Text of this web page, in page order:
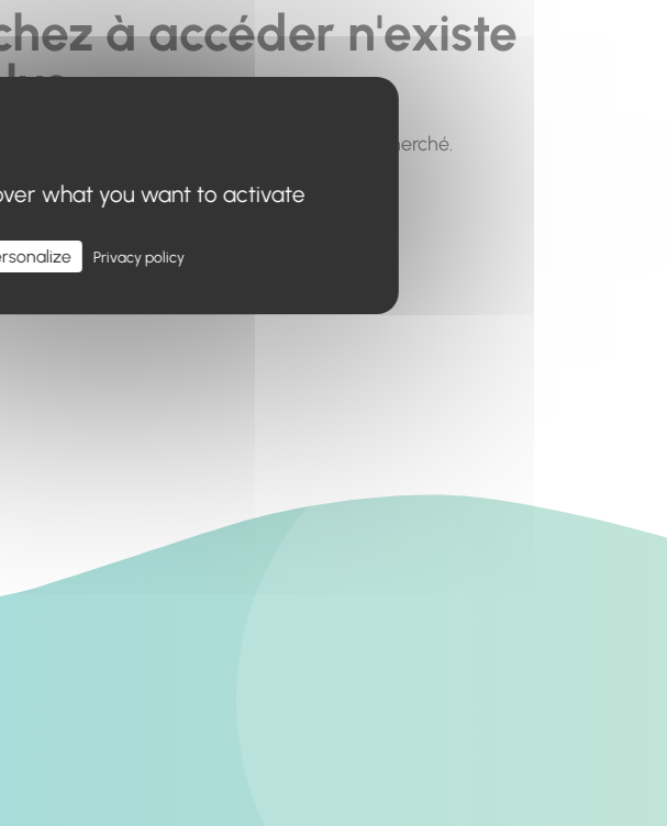
à accéder n'existe
à utiliser le menu pour trouver le contenu recherché.
what you want to activate
Privacy policy